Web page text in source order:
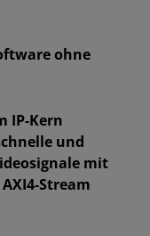
ohne
IP-Kern
und
mit
Stream